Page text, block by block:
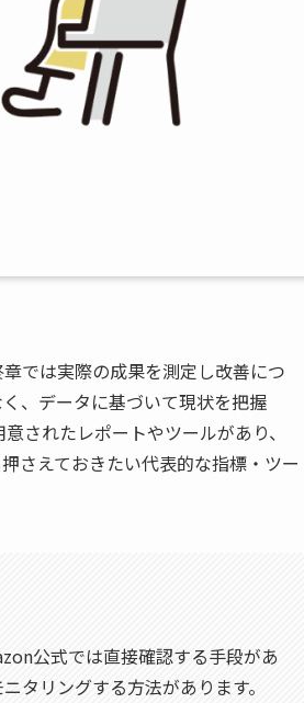
では実際の成果を測定し改善につ
、データに基づいて現状を把握
されたレポートやツールがあり、
さえておきたい代表的な指標・ツー
公式では直接確認する手段があ
タリングする方法があります。